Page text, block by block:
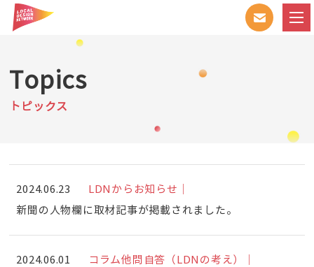
Topics
トピックス
2024.06.23
LDNからお知らせ｜
新聞の人物欄に取材記事が掲載されました。
2024.06.01
コラム他問自答（LDNの考え）｜